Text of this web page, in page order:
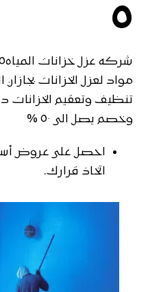
٥
مواد لعزل الخزانات
تنظيف وتعقيم الخزانات
وخصم يصل الى ٥٠ %
احصل على عروض
اتخاذ قرارك.